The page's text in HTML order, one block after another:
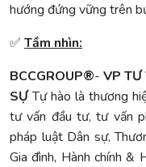
hướng đứng vững trên
✅ Tầm nhìn:
BCCGROUP®- VP TƯ
SỰTự hào là thương
tư vấn đầu tư, tư vấn
pháp luật Dân sự,
Gia đình, Hành chính &